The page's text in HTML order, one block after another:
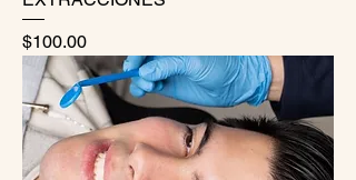
Precio
$100.00